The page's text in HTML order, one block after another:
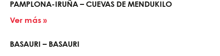
PAMPLONA-IRUÑA – CUEVAS DE MENDUKILO
Ver más »
BASAURI – BASAURI